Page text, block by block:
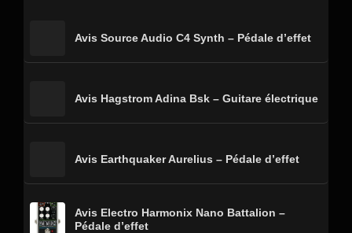
Avis Source Audio C4 Synth – Pédale d’effet
Avis Hagstrom Adina Bsk – Guitare électrique
Avis Earthquaker Aurelius – Pédale d’effet
Avis Electro Harmonix Nano Battalion –
Pédale d’effet